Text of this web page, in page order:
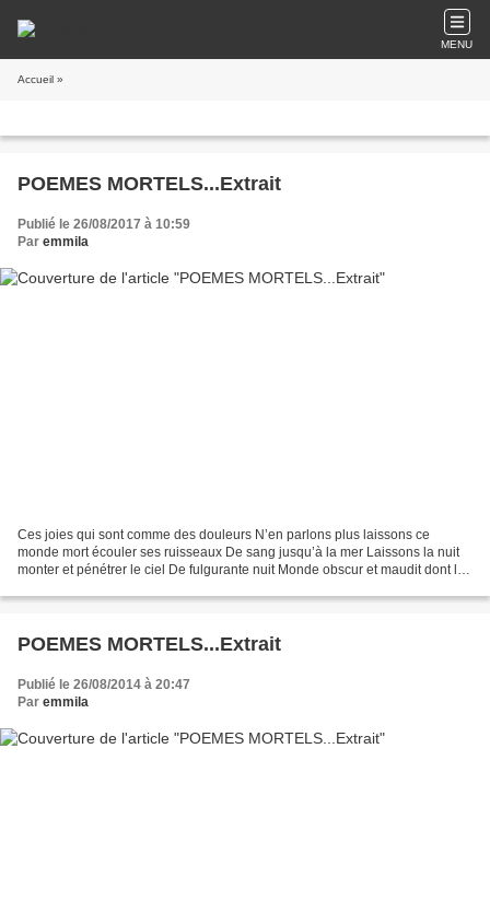
MENU
Accueil »
POEMES MORTELS...Extrait
Publié le 26/08/2017 à 10:59
Par emmila
Ces joies qui sont comme des douleurs N’en parlons plus laissons ce
monde mort écouler ses ruisseaux De sang jusqu’à la mer Laissons la nuit
monter et pénétrer le ciel De fulgurante nuit Monde obscur et maudit dont le
POEMES MORTELS...Extrait
Publié le 26/08/2014 à 20:47
Par emmila